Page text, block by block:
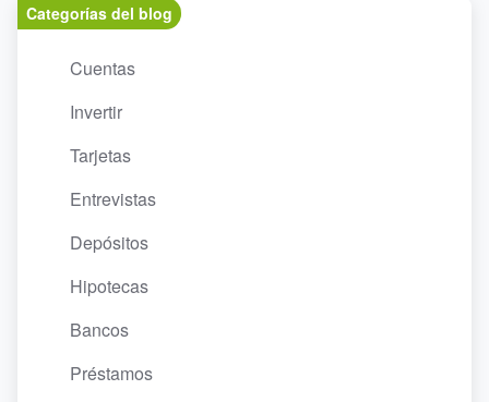
Categorías del blog
Cuentas
Invertir
Tarjetas
Entrevistas
Depósitos
Hipotecas
Bancos
Préstamos